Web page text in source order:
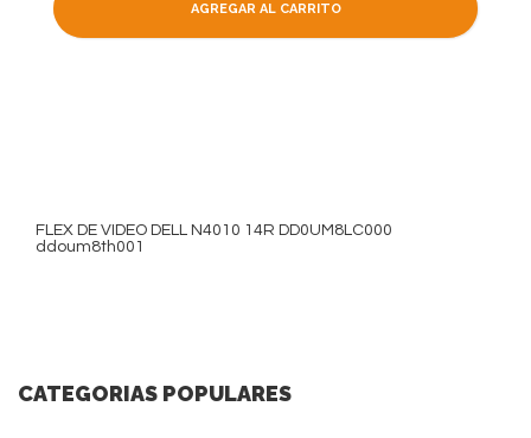
AGREGAR AL CARRITO
FLEX DE VIDEO DELL N4010 14R DD0UM8LC000
ddoum8th001
CATEGORIAS POPULARES